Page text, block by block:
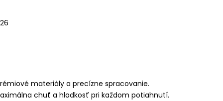
materiály a precízne spracovanie.
chuť a hladkosť pri každom potiahnutí.